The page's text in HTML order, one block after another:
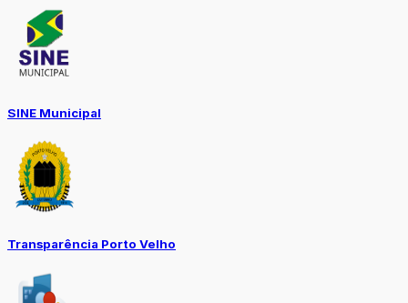
SINE Municipal
Transparência Porto Velho